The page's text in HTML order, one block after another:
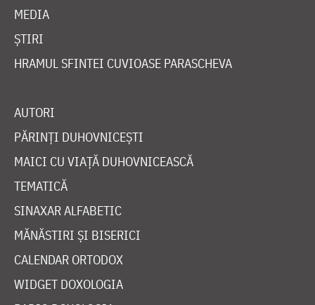
MEDIA
ȘTIRI
HRAMUL SFINTEI CUVIOASE PARASCHEVA
AUTORI
PĂRINȚI DUHOVNICEȘTI
MAICI CU VIAȚĂ DUHOVNICEASCĂ
TEMATICĂ
SINAXAR ALFABETIC
MĂNĂSTIRI ȘI BISERICI
CALENDAR ORTODOX
WIDGET DOXOLOGIA